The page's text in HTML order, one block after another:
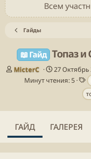
Всем
Гайды
📖 Гайд Топаз и
А
MicterC
Д
а
б
и
к
27 Октябрь
Минут чтения: 5
Т
е
г
ГАЙД ГАЛЕРЕЯ